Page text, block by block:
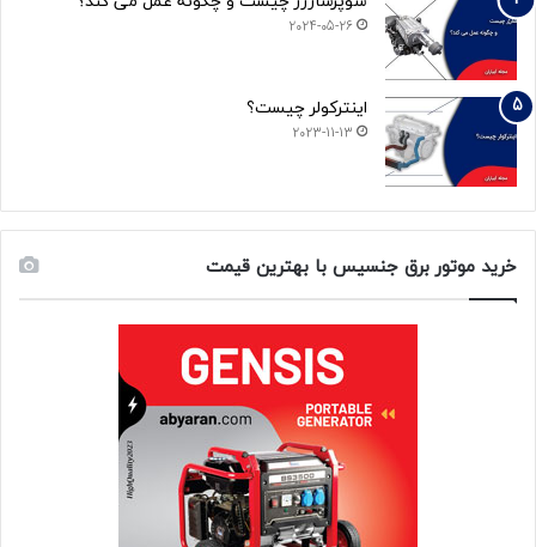
2024-05-26
اینترکولر چیست؟
2023-11-13
خرید موتور برق جنسیس با بهترین قیمت